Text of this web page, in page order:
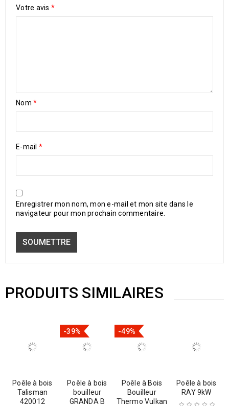
Votre avis *
Nom *
E-mail *
Enregistrer mon nom, mon e-mail et mon site dans le
navigateur pour mon prochain commentaire.
PRODUITS SIMILAIRES
Poêle à bois
Talisman
420012
-39%
Poêle à bois
bouilleur
GRANDA B
-49%
Poêle à Bois
Bouilleur
Thermo Vulkan
Poêle à bois
RAY 9kW